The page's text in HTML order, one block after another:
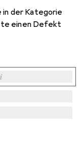
in der Kategorie
einen Defekt
i